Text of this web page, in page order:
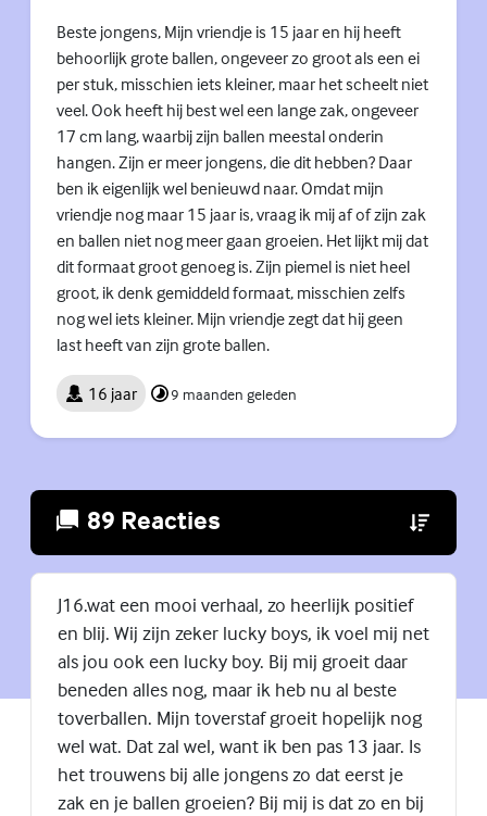
Beste jongens, Mijn vriendje is 15 jaar en hij heeft
behoorlijk grote ballen, ongeveer zo groot als een ei
per stuk, misschien iets kleiner, maar het scheelt niet
veel. Ook heeft hij best wel een lange zak, ongeveer
17 cm lang, waarbij zijn ballen meestal onderin
hangen. Zijn er meer jongens, die dit hebben? Daar
ben ik eigenlijk wel benieuwd naar. Omdat mijn
vriendje nog maar 15 jaar is, vraag ik mij af of zijn zak
en ballen niet nog meer gaan groeien. Het lijkt mij dat
dit formaat groot genoeg is. Zijn piemel is niet heel
groot, ik denk gemiddeld formaat, misschien zelfs
nog wel iets kleiner. Mijn vriendje zegt dat hij geen
last heeft van zijn grote ballen.
16 jaar 9 maanden geleden
89 Reacties (Externe
J16.wat een mooi verhaal, zo heerlijk positief
en blij. Wij zijn zeker lucky boys, ik voel mij net
als jou ook een lucky boy. Bij mij groeit daar
beneden alles nog, maar ik heb nu al beste
toverballen. Mijn toverstaf groeit hopelijk nog
wel wat. Dat zal wel, want ik ben pas 13 jaar. Is
het trouwens bij alle jongens zo dat eerst je
zak en je ballen groeien? Bij mij is dat zo en bij